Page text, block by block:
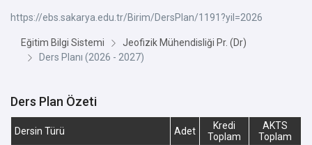
https://ebs.sakarya.edu.tr/Birim/DersPlan/1191?yil=2026
Eğitim Bilgi Sistemi
Jeofizik Mühendisliği Pr. (Dr)
Ders Planı (2026 - 2027)
Ders Plan Özeti
Dersin Türü Adet
Kredi
Toplam
AKTS
Toplam